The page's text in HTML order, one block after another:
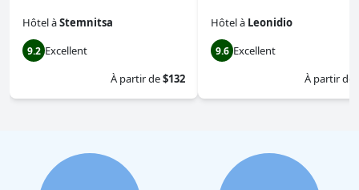
HôtelàStemnitsa
9.2 Excellent
À partir de$132
Hôtelà Leonidio
9.6 Excellent
À partir de